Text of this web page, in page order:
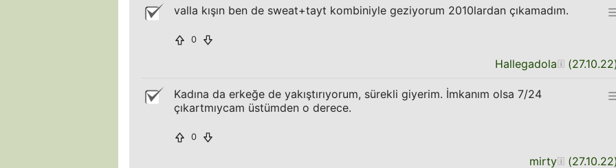
valla kışın ben de sweat+tayt kombiniyle geziyorum 2010lardan çıkamadım.
0
Hallegadola (27.10.22
Kadına da erkeğe de yakıştırıyorum, sürekli giyerim. İmkanım olsa 7/24
çıkartmıycam üstümden o derece.
0
mirty (27.10.22